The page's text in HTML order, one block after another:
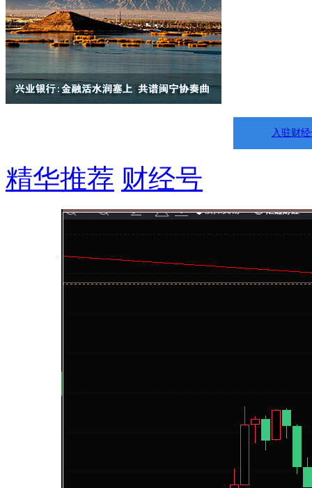
入驻财
精华推荐 财经号